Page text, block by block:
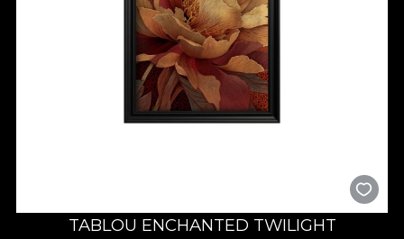
TABLOU ENCHANTED TWILIGHT